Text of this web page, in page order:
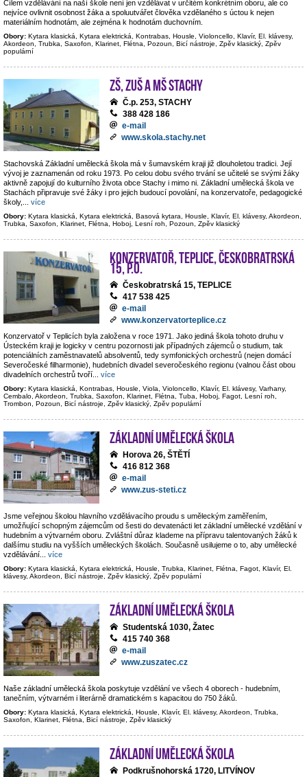
Cílem vzdělávání na naší škole není jen vzdělávat v určitém konkrétním oboru, ale co
nejvíce ovlivnit osobnost žáka a spoluutvářet člověka vzdělaného s úctou k nejen
materiálním hodnotám, ale zejména k hodnotám duchovním.
Obory: Kytara klasická, Kytara elektrická, Kontrabas, Housle, Violoncello, Klavír, El. klávesy,
Akordeon, Trubka, Saxofon, Klarinet, Flétna, Pozoun, Bicí nástroje, Zpěv klasický, Zpěv
populární
ZŠ, ZUŠ a MŠ Stachy
Č.p. 253, STACHY
388 428 186
e-mail
www.skola.stachy.net
Stachovská Základní umělecká škola má v šumavském kraji již dlouholetou tradici. Její
vývoj je zaznamenán od roku 1973. Po celou dobu svého trvání se učitelé se svými žáky
aktivně zapojují do kulturního života obce Stachy i mimo ni. Základní umělecká škola ve
Stachách připravuje své žáky i pro jejich budoucí povolání, na konzervatoře, pedagogické
školy,
více
Obory: Kytara klasická, Kytara elektrická, Basová kytara, Housle, Klavír, El. klávesy, Akordeon,
Trubka, Saxofon, Klarinet, Flétna, Hoboj, Lesní roh, Pozoun, Zpěv klasický
Konzervatoř, Teplice, Českobratrská
15, p.o.
Českobratrská 15, TEPLICE
417 538 425
e-mail
www.konzervatorteplice.cz
Konzervatoř v Teplicích byla založena v roce 1971. Jako jediná škola tohoto druhu v
Ústeckém kraji je logicky v centru pozornosti jak případných zájemců o studium, tak
potenciálních zaměstnavatelů absolventů, tedy symfonických orchestrů (nejen domácí
Severočeské filharmonie), hudebních divadel severočeského regionu (valnou část obou
divadelních orchestrů tvoří
více
Obory: Kytara klasická, Kontrabas, Housle, Viola, Violoncello, Klavír, El. klávesy, Varhany,
Cembalo, Akordeon, Trubka, Saxofon, Klarinet, Flétna, Tuba, Hoboj, Fagot, Lesní roh,
Trombon, Pozoun, Bicí nástroje, Zpěv klasický, Zpěv populární
Základní umělecká škola
Horova 26, ŠTĚTÍ
416 812 368
e-mail
www.zus-steti.cz
Jsme veřejnou školou hlavního vzdělávacího proudu s uměleckým zaměřením,
umožňující schopným zájemcům od šesti do devatenácti let základní umělecké vzdělání v
hudebním a výtvarném oboru. Zvláštní důraz klademe na přípravu talentovaných žáků k
dalšímu studiu na vyšších uměleckých školách. Současně usilujeme o to, aby umělecké
vzdělávání
více
Obory: Kytara klasická, Kytara elektrická, Housle, Trubka, Klarinet, Flétna, Fagot, Klavír, El.
klávesy, Akordeon, Bicí nástroje, Zpěv klasický, Zpěv populární
Základní umělecká škola
Studentská 1030, Žatec
415 740 368
e-mail
www.zuszatec.cz
Naše základní umělecká škola poskytuje vzdělání ve všech 4 oborech - hudebním,
tanečním, výtvarném i literárně dramatickém s kapacitou do 750 žáků.
Obory: Kytara klasická, Kytara elektrická, Housle, Klavír, El. klávesy, Akordeon, Trubka,
Saxofon, Klarinet, Flétna, Bicí nástroje, Zpěv klasický
Základní umělecká škola
Podkrušnohorská 1720, LITVÍNOV